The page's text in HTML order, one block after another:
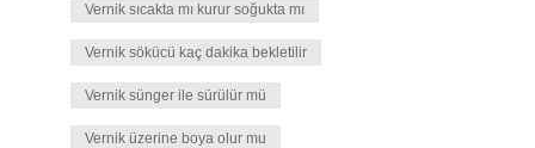
Vernik sıcakta mı kurur soğukta mı
Vernik sökücü kaç dakika bekletilir
Vernik sünger ile sürülür mü
Vernik üzerine boya olur mu